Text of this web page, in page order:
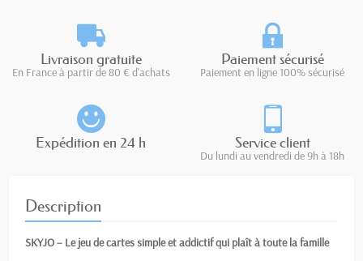
Livraison gratuite
En France à partir de 80 € d'achats
Paiement sécurisé
Paiement en ligne 100% sécurisé
Expédition en 24 h Service client
Du lundi au vendredi de 9h à 18h
Description
SKYJO – Le jeu de cartes simple et addictif qui plaît à toute la famille